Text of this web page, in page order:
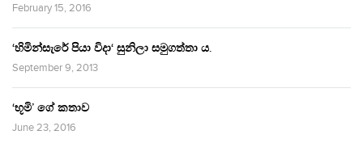
February 15, 2016
‘හිමින්සැරේ පියා විදා‘ සුනිලා සමුගත්තා ය.
September 9, 2013
‘භූමි’ ගේ කතාව
June 23, 2016